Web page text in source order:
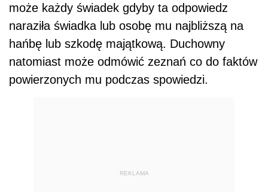
może każdy świadek gdyby ta odpowiedz
naraziła świadka lub osobę mu najbliższą na
hańbę lub szkodę majątkową. Duchowny
natomiast może odmówić zeznań co do faktów
powierzonych mu podczas spowiedzi.
REKLAMA